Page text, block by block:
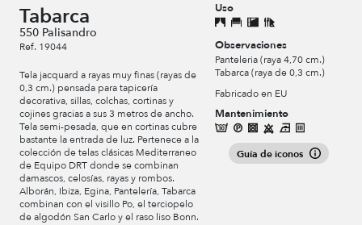
Tabarca
550 Palisandro
Ref. 19044
Tela jacquard a rayas muy finas (rayas de
0,3 cm.) pensada para tapicería
decorativa, sillas, colchas, cortinas y
cojines gracias a sus 3 metros de ancho.
Tela semi-pesada, que en cortinas cubre
bastante la entrada de luz. Pertenece a la
colección de telas clásicas Mediterraneo
de Equipo DRT donde se combinan
damascos, celosías, rayas y rombos.
Alborán, Ibiza, Egina, Pantelería, Tabarca
combinan con el visillo Po, el terciopelo
de algodón San Carlo y el raso liso Bonn.
Uso
Observaciones
Panteleria (raya 4,70 cm.)
Tabarca (raya de 0,3 cm.)
Fabricado en EU
Mantenimiento
Guía de iconos